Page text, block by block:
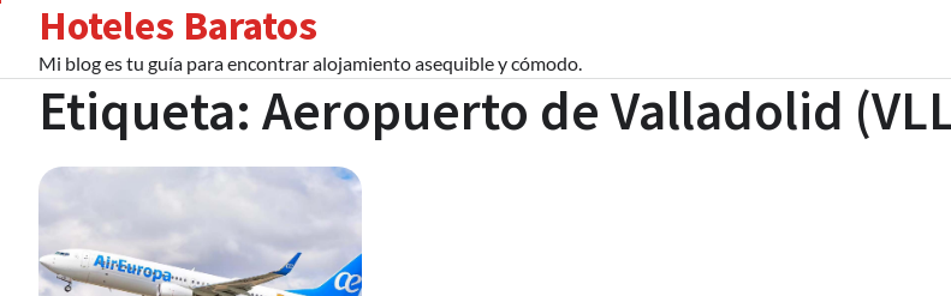
content
Hoteles Baratos
Mi blog es tu guía para encontrar alojamiento asequible y cómodo.
Etiqueta: Aeropuerto de Valladolid